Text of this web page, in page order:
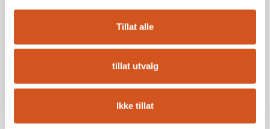
Tillat alle
tillat utvalg
Ikke tillat
HVG, Mini Gulvpumpe
5+ på lager